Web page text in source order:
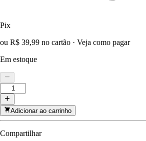
Pix
ou R$ 39,99 no cartão · Veja como pagar
Em estoque
Adicionar ao carrinho
Compartilhar